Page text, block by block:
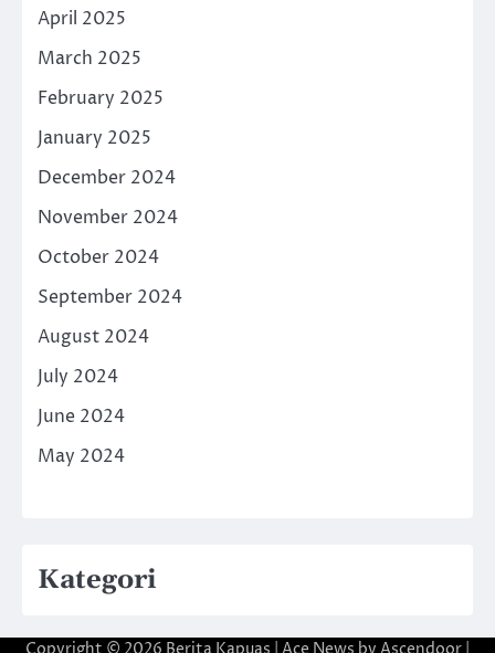
April 2025
March 2025
February 2025
January 2025
December 2024
November 2024
October 2024
September 2024
August 2024
July 2024
June 2024
May 2024
Kategori